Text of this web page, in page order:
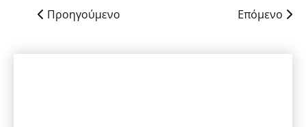
Προηγούμενο Επόμενο